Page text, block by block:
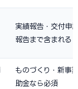
実績報告・交付申
報告まで含まれる
ものづくり・新事
助金なら必須